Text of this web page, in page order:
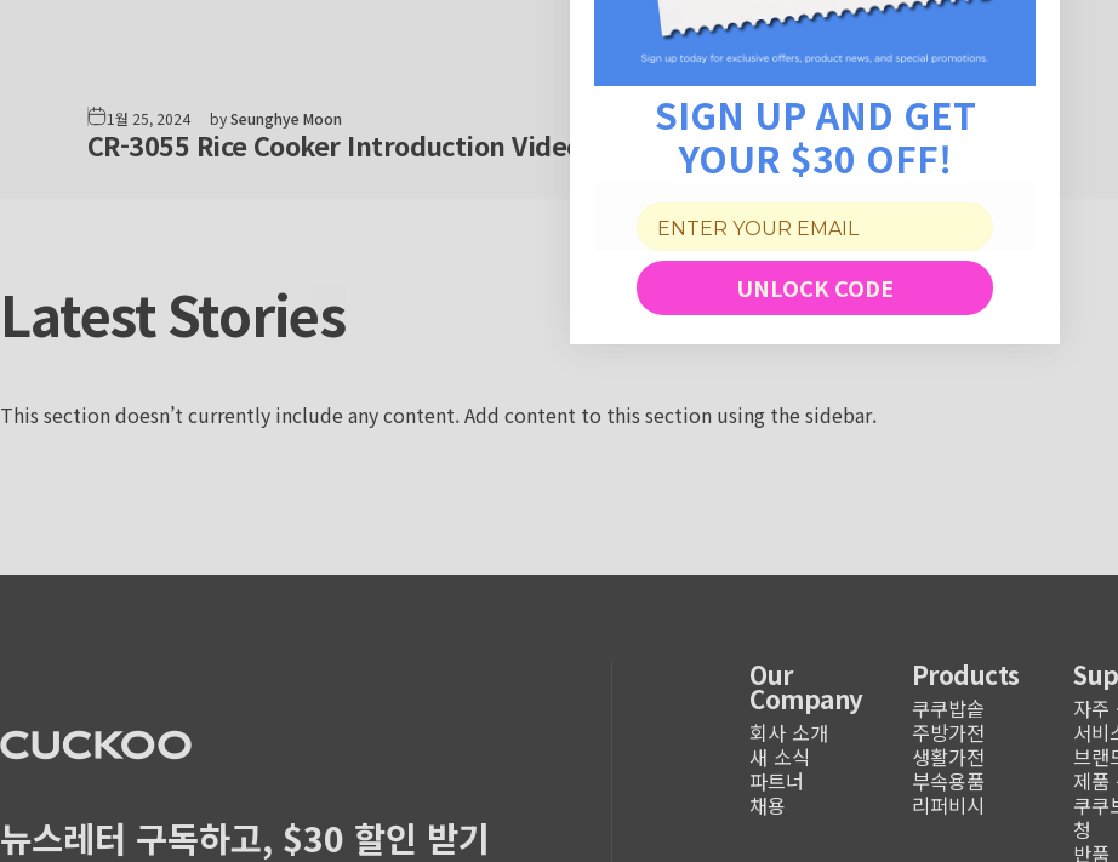
1월 25, 2024 bySeunghye Moon
CR-3055 Rice Cooker Introduction Video
LatestStories
This section doesn’t currently include any content. Add content to this section using the sidebar.
Our
Company
회사 소개
새 소식
파트너
채용
Products
쿠쿠밥솥
주방가전
생활가전
부속용품
리퍼비시
자주
서비
브랜
제품
쿠쿠
청
반품
CUCKOO America
뉴스레터 구독하고, $30 할인 받기
SIGN UP AND GET
YOUR $30 OFF!
UNLOCK CODE